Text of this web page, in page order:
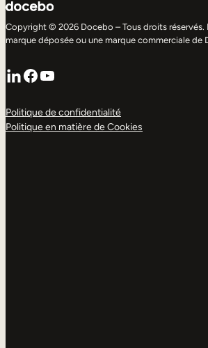
Copyright © 2026 Docebo – Tous droits réservés.
marque déposée ou une marque commerciale de
LinkedIn
Facebook
YouTube
Politique de confidentialité
Politique en matière de Cookies